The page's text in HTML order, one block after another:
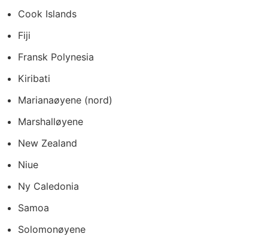
Cook Islands
Fiji
Fransk Polynesia
Kiribati
Marianaøyene (nord)
Marshalløyene
New Zealand
Niue
Ny Caledonia
Samoa
Solomonøyene